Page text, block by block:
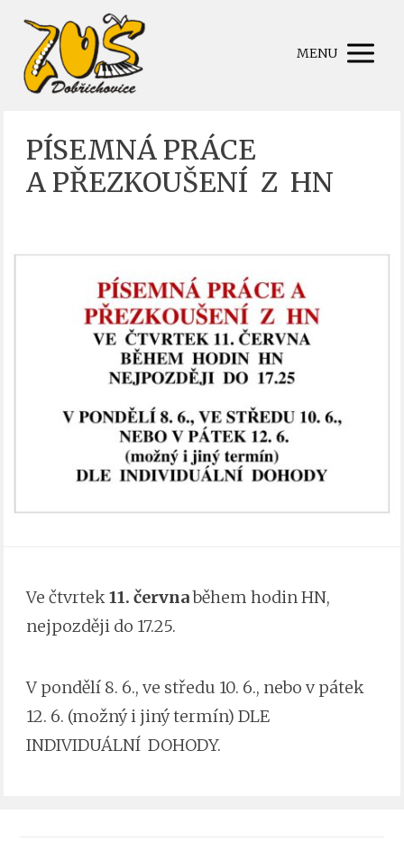
MENU
PÍSEMNÁ PRÁCE
A PŘEZKOUŠENÍ Z HN
Ve čtvrtek11. červnaběhem hodin HN,
nejpozději do 17.25.
V pondělí 8. 6., ve středu 10. 6., nebo v pátek
12. 6. (možný i jiný termín) DLE
INDIVIDUÁLNÍ DOHODY.